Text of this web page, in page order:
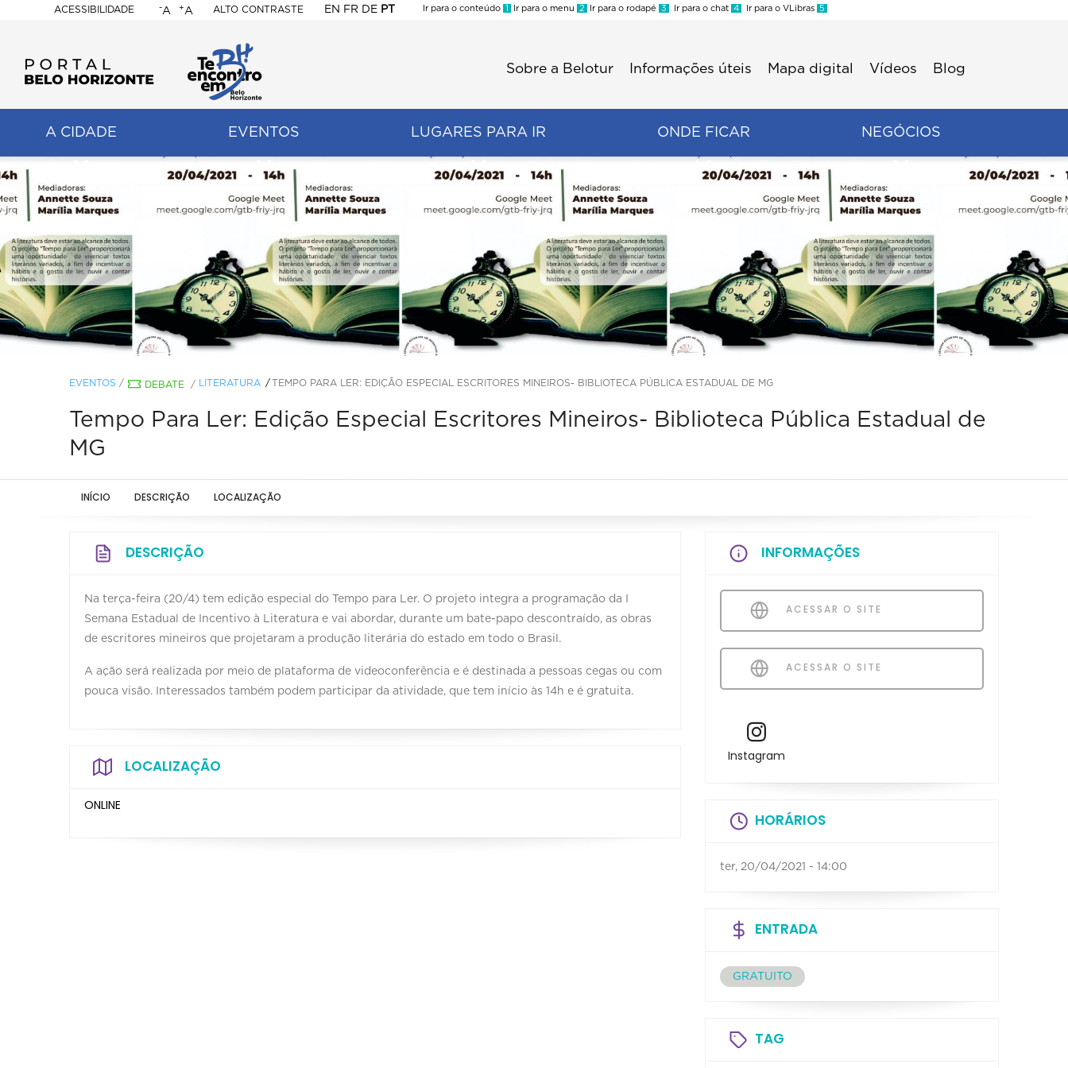
ACESSIBILIDADE
BELO
HORIZONTE
-A +A ALTO CONTRASTE EN FR DE PT
Ir para o conteúdo 1 Ir para o menu 2 Ir para o rodapé 3 Ir para o chat 4 Ir para o VLibras 5
Sobre a Belotur Informações úteis Mapa digital Vídeos Blog
A CIDADE EVENTOS LUGARES PARA IR ONDE FICAR NEGÓCIOS
EVENTOS / DEBATE / LITERATURA TEMPO PARA LER: EDIÇÃO ESPECIAL ESCRITORES MINEIROS- BIBLIOTECA PÚBLICA ESTADUAL DE MG
Tempo Para Ler: Edição Especial Escritores Mineiros- Biblioteca Pública Estadual de
MG
INÍCIO DESCRIÇÃO LOCALIZAÇÃO
DESCRIÇÃO
Na terça-feira (20/4) tem edição especial do Tempo para Ler. O projeto integra a programação da I
Semana Estadual de Incentivo à Literatura e vai abordar, durante um bate-papo descontraído, as obras
de escritores mineiros que projetaram a produção literária do estado em todo o Brasil.
A ação será realizada por meio de plataforma de videoconferência e é destinada a pessoas cegas ou com
pouca visão. Interessados também podem participar da atividade, que tem início às 14h e é gratuita.
LOCALIZAÇÃO
ONLINE
INFORMAÇÕES
ACESSAR O SITE
ACESSAR O SITE
Instagram
HORÁRIOS
ter, 20/04/2021 - 14:00
ENTRADA
GRATUITO
TAG